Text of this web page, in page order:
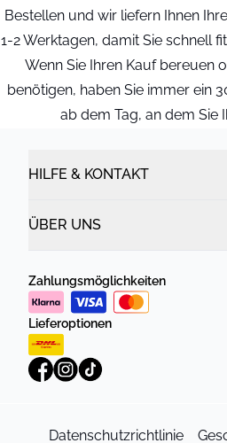
Bestellen und wir liefern Ihnen
1-2 Werktagen, damit Sie schnell
Wenn Sie Ihren Kauf bereuen
benötigen, haben Sie immer ein
ab dem Tag, an dem Sie
HILFE & KONTAKT
ÜBER UNS
Zahlungsmöglichkeiten
Lieferoptionen
Datenschutzrichtlinie